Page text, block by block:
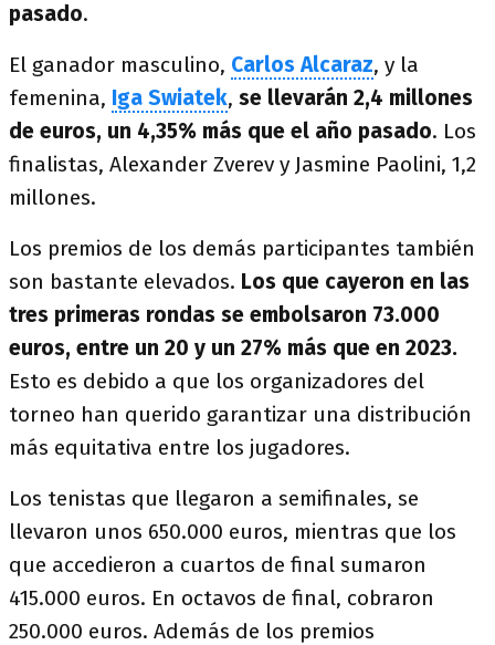
pasado.
El ganador masculino, Carlos Alcaraz, y la
femenina, Iga Swiatek, se llevarán 2,4 millones
de euros, un 4,35% más que el año pasado. Los
finalistas, Alexander Zverev y Jasmine Paolini, 1,2
millones.
Los premios de los demás participantes también
son bastante elevados. Los que cayeron en las
tres primeras rondas se embolsaron 73.000
euros, entre un 20 y un 27% más que en 2023.
Esto es debido a que los organizadores del
torneo han querido garantizar una distribución
más equitativa entre los jugadores.
Los tenistas que llegaron a semifinales, se
llevaron unos 650.000 euros, mientras que los
que accedieron a cuartos de final sumaron
415.000 euros. En octavos de final, cobraron
250.000 euros. Además de los premios